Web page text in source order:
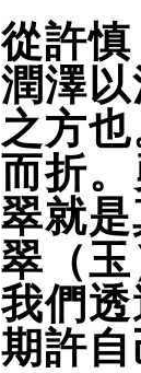
從許
潤澤
之方
而折
翠就
翠（
我們
期許